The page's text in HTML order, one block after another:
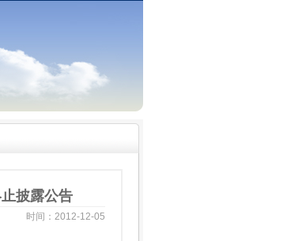
披露公告
时间：2012-12-05